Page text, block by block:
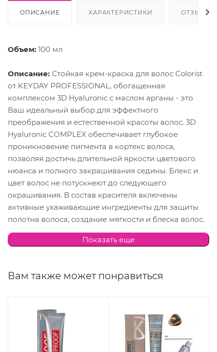
ОПИСАНИЕ ХАРАКТЕРИСТИКИ ОТЗЫВЫ
Объем: 100 мл
Описание: Стойкая крем-краска для волос Colorist
от KEYDAY PROFESSIONAL, обогащенная
комплексом 3D Hyaluronic с маслом арганы - это
Ваш идеальный выбор для эффектного
преображения и естественной красоты волос. 3D
Hyaluronic COMPLEX обеспечивает глубокое
проникновение пигмента в кортекс волоса,
позволяя достичь длительной яркости цветового
нюанса и полного закрашивания седины. Блекс и
цвет волос не потускнеют до следующего
окрашивания. В состав красителя включены
активные ухаживающие ингредиенты для защиты
полотна волоса, создание мягкости и блеска волос.
Использование красителя COLORIST обеспечит
максимальный комфорт кожи головы, уход,
Способ применения:Перед применением
реакций.
1. Внимательно ознакомтесь с инструкцией, пежде
чем использовать крем-краску. Определите
Показать еще
Вам также может понравиться